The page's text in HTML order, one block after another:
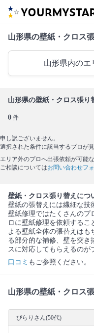
山形県の壁紙・クロス
山形県内のエ
山形県の壁紙・クロス張り
0 件
申し訳ございません。
選択された条件に該当するプロが
エリア外のプロへ出張依頼が可能
ご相談についてはお問い合わせフ
壁紙・クロス張り替えにつ
壁紙の張替えには繊細な技
壁紙修理ではたくさんのプ
ロに壁紙修理を依頼するこ
よる壁紙全体の張替えはも
る部分的な補修、壁を突き
スに対応してもらえるのが
口コミ もご参照ください。
山形県の壁紙・クロス
ぴらりさん(50代)